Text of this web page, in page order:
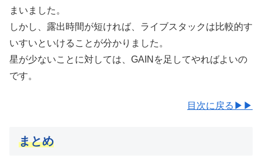
まいました。
しかし、露出時間が短ければ、ライブスタックは比較的す
いすいといけることが分かりました。
星が少ないことに対しては、GAINを足してやればよいの
です。
目次に戻る▶▶
まとめ